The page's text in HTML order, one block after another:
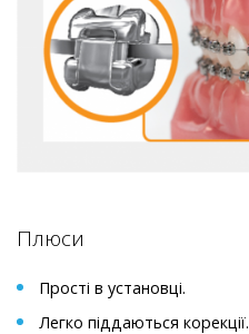
Плюси
Прості в установці.
Легко піддаються корекції.